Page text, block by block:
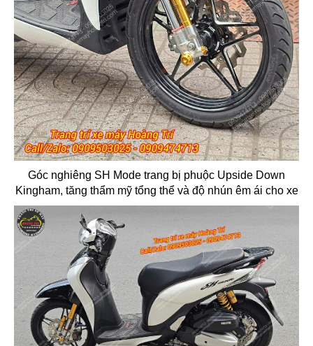
Góc nghiêng SH Mode trang bị phuộc Upside Down
Kingham, tăng thẩm mỹ tổng thể và độ nhún êm ái cho xe